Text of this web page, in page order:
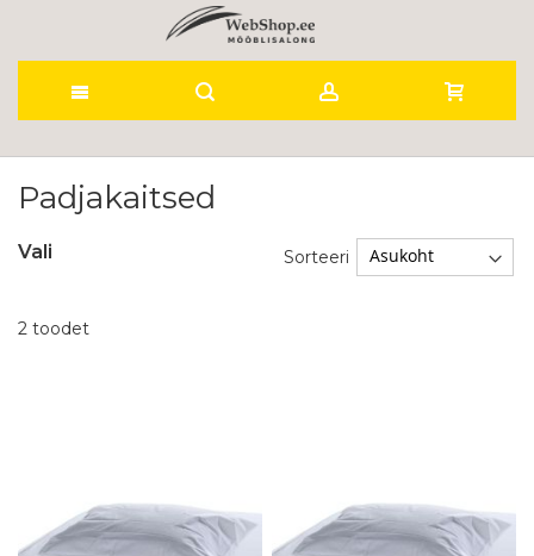
to
Padjakaitsed
2 toodet
Sorteeri
Vali